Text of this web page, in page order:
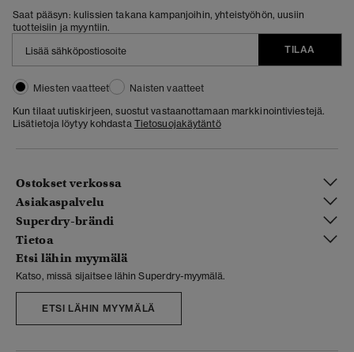
Saat pääsyn: kulissien takana kampanjoihin, yhteistyöhön, uusiin
tuotteisiin ja myyntiin.
TILAA
Miesten vaatteet
Naisten vaatteet
Kun tilaat uutiskirjeen, suostut vastaanottamaan markkinointiviestejä.
Lisätietoja löytyy kohdasta Tietosuojakäytäntö
Ostokset verkossa
Asiakaspalvelu
Superdry-brändi
Tietoa
Etsi lähin myymälä
Katso, missä sijaitsee lähin Superdry-myymälä.
ETSI LÄHIN MYYMÄLÄ